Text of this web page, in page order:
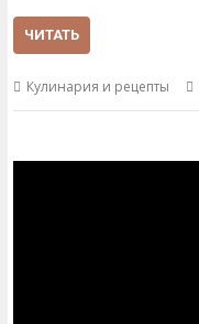
ЧИТАТЬ
Кулинария и рецепты